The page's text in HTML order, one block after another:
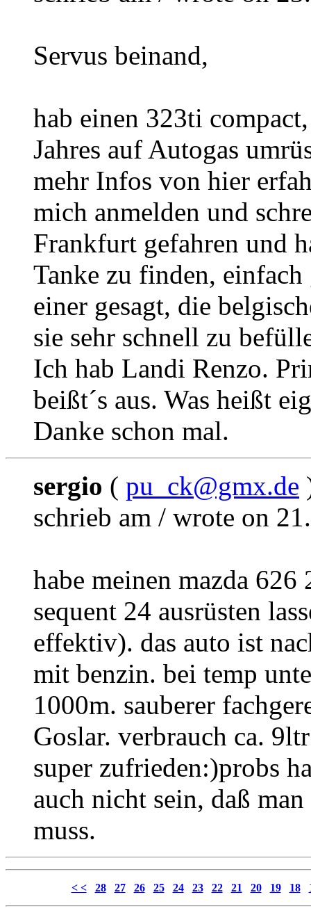
Servus beinand,
hab einen 323ti
Jahres auf Autogas
mehr Infos von hier
mich anmelden und
Frankfurt gefahren und
Tanke zu finden,
einer gesagt, die
sie sehr schnell zu
Ich hab Landi Renzo.
beißt´s aus. Was heißt
Danke schon mal.
sergio ( pu_ck@gmx.de
schrieb am / wrote on
habe meinen mazda
sequent 24 ausrüsten
effektiv). das auto ist
mit benzin. bei temp
1000m. sauberer
Goslar. verbrauch ca.
super zufrieden:)probs
auch nicht sein, daß
muss.
< < 28 27 26 25 24 23 22 21 20 19 18